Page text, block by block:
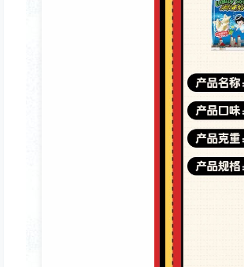
③三等奖2名：旺仔零食大礼包1个